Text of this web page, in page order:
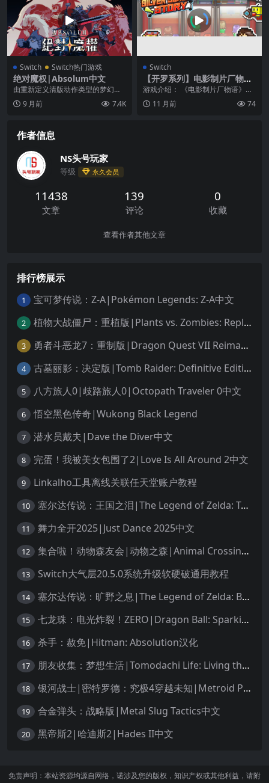
Switch Switch热门游戏
绝对魔权|Absolum中文
由重新定义清版动作类型的梦幻团
队打造，完美融合顶级打斗动作与
现代 Rogueli...
9 月前 7.4K
Switch
【开罗系列】电影制片厂物
语|Silver Screen Story中文
游戏介绍： 《电影制片厂物语》电
影工作室管理模拟制作大片，享誉
世界 成为电影制片...
11 月前 74
作者信息
NS头号玩家
等级 永久会员
11438
文章
139
评论
0
收藏
查看作者其他文章
排行榜展示
1 宝可梦传说：Z-A|Pokémon Legends: Z-A中文
2 植物大战僵尸：重植版|Plants vs. Zombies: Replanted中文
3 勇者斗恶龙7：重制版|Dragon Quest VII Reimagined中文
4 古墓丽影：决定版|Tomb Raider: Definitive Edition中文
5 八方旅人0|歧路旅人0|Octopath Traveler 0中文
6 悟空黑色传奇|Wukong Black Legend
7 潜水员戴夫|Dave the Diver中文
8 完蛋！我被美女包围了2|Love Is All Around 2中文
9 Linkalho工具离线关联任天堂账户教程
10 塞尔达传说：王国之泪|The Legend of Zelda: Tears of the Kingdom中文
11 舞力全开2025|Just Dance 2025中文
12 集合啦！动物森友会|动物之森|Animal Crossing: New Horizons中文
13 Switch大气层20.5.0系统升级软硬破通用教程
14 塞尔达传说：旷野之息|The Legend of Zelda: Breath of the Wild中文
15 七龙珠：电光炸裂！ZERO|Dragon Ball: Sparking! Zero中文
16 杀手：赦免|Hitman: Absolution汉化
17 朋友收集：梦想生活|Tomodachi Life: Living the Dream中文
18 银河战士|密特罗德：究极4穿越未知|Metroid Prime 4: Beyond中文
19 合金弹头：战略版|Metal Slug Tactics中文
20 黑帝斯2|哈迪斯2|Hades II中文
免责声明：本站资源均源自网络，诺涉及您的版权，知识产权或其他利益，请附